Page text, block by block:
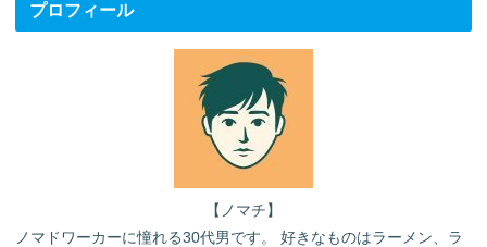
プロフィール
【ノマチ】
ノマドワーカーに憧れる30代男です。 好きなものはラーメン、ラ